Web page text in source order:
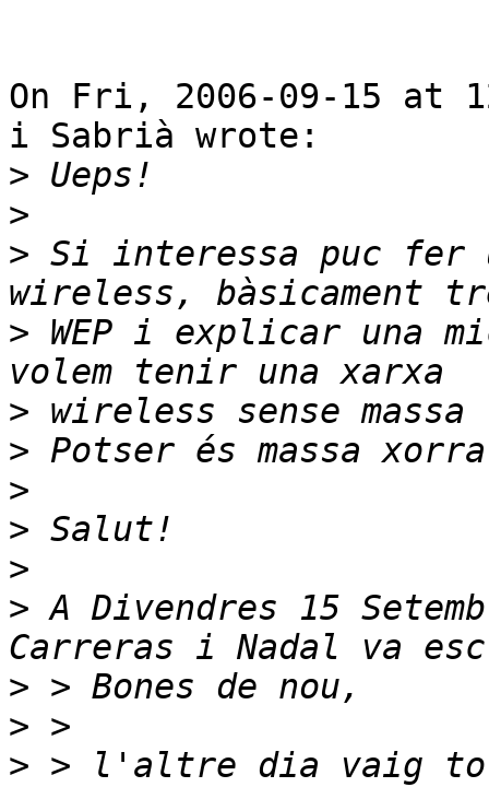
On Fri, 2006-09-15 at
i Sabrià wrote:
>
>
> Si interessa puc fer
> WEP i explicar una
>
>
>
>
>
> A Divendres 15
>
>
> > l'altre dia vaig